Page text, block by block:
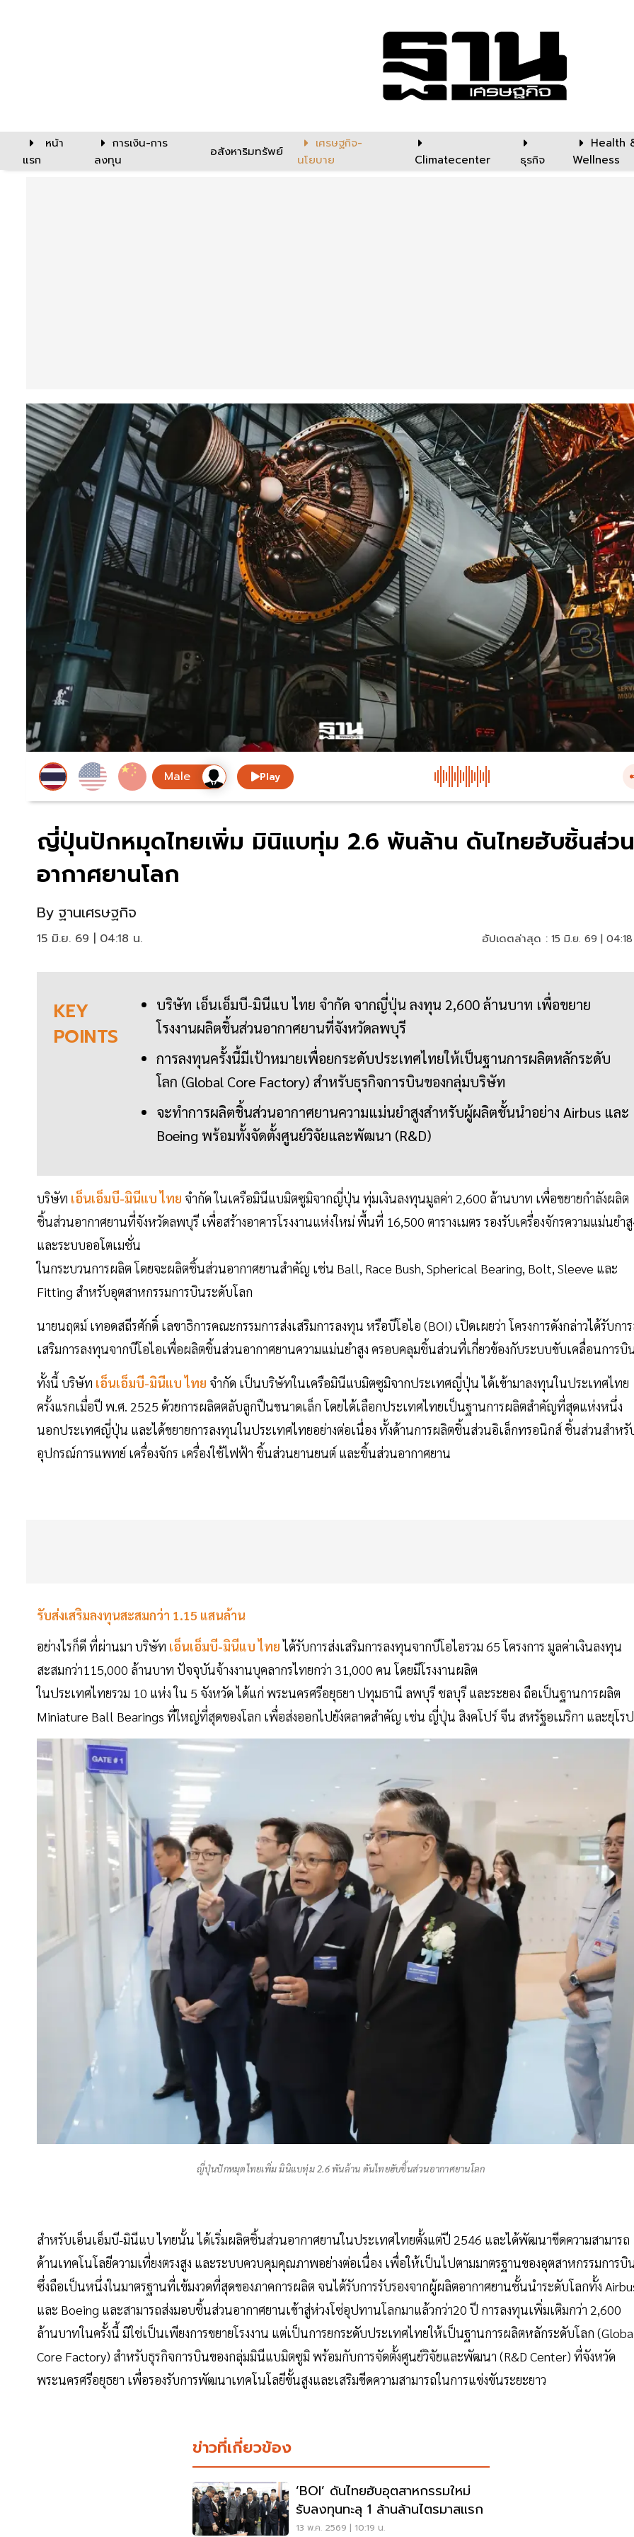
หน้า
แรก
การเงิน-การ
ลงทุน
อสังหาริมทรัพย์
เศรษฐกิจ-
นโยบาย
Climatecenter ธุรกิจ
Health
Wellness
Play
ญี่ปุ่นปักหมุดไทยเพิ่ม มินิแบทุ่ม 2.6 พันล้าน ดันไทยฮับชิ้นส่วน
อากาศยานโลก
By ฐานเศรษฐกิจ
15 มิ.ย. 69 | 04:18 น. อัปเดตล่าสุด : 15 มิ.ย. 69 |
KEY
POINTS
บริษัท เอ็นเอ็มบี-มินีแบ ไทย จำกัด จากญี่ปุ่น ลงทุน 2,600 ล้านบาท เพื่อขยาย
โรงงานผลิตชิ้นส่วนอากาศยานที่จังหวัดลพบุรี
การลงทุนครั้งนี้มีเป้าหมายเพื่อยกระดับประเทศไทยให้เป็นฐานการผลิตหลักระดับ
โลก (Global Core Factory) สำหรับธุรกิจการบินของกลุ่มบริษัท
จะทำการผลิตชิ้นส่วนอากาศยานความแม่นยำสูงสำหรับผู้ผลิตชั้นนำอย่าง Airbus และ
Boeing พร้อมทั้งจัดตั้งศูนย์วิจัยและพัฒนา (R&D)
บริษัท เอ็นเอ็มบี-มินีแบไทย จำกัด ในเครือมินีแบมิตซูมิจากญี่ปุ่น ทุ่มเงินลงทุนมูลค่า 2,600 ล้านบาท เพื่อขยายกำลังผลิต
ชิ้นส่วนอากาศยานที่จังหวัดลพบุรี เพื่อสร้างอาคารโรงงานแห่งใหม่ พื้นที่ 16,500 ตารางเมตร รองรับเครื่องจักรความแม่นยำสู
และระบบออโตเมชั่น
ในกระบวนการผลิต โดยจะผลิตชิ้นส่วนอากาศยานสำคัญ เช่น Ball, Race Bush, Spherical Bearing, Bolt, Sleeve และ
Fitting สำหรับอุตสาหกรรมการบินระดับโลก
นายนฤตม์ เทอดสถีรศักดิ์ เลขาธิการคณะกรรมการส่งเสริมการลงทุน หรือบีโอไอ (BOI) เปิดเผยว่า โครงการดังกล่าวได้รับกา
เสริมการลงทุนจากบีโอไอเพื่อผลิตชิ้นส่วนอากาศยานความแม่นยำสูง ครอบคลุมชิ้นส่วนที่เกี่ยวข้องกับระบบขับเคลื่อนการบิ
ทั้งนี้ บริษัท เอ็นเอ็มบี-มินีแบ ไทย จำกัด เป็นบริษัทในเครือมินีแบมิตซูมิจากประเทศญี่ปุ่น ได้เข้ามาลงทุนในประเทศไทย
ครั้งแรกเมื่อปี พ.ศ. 2525 ด้วยการผลิตตลับลูกปืนขนาดเล็ก โดยได้เลือกประเทศไทยเป็นฐานการผลิตสำคัญที่สุดแห่งหนึ่ง
นอกประเทศญี่ปุ่น และได้ขยายการลงทุนในประเทศไทยอย่างต่อเนื่อง ทั้งด้านการผลิตชิ้นส่วนอิเล็กทรอนิกส์ ชิ้นส่วนสำหรั
อุปกรณ์การแพทย์ เครื่องจักร เครื่องใช้ไฟฟ้า ชิ้นส่วนยานยนต์ และชิ้นส่วนอากาศยาน
รับส่งเสริมลงทุนสะสมกว่า 1.15 แสนล้าน
อย่างไรก็ดี ที่ผ่านมา บริษัท เอ็นเอ็มบี-มินีแบ ไทยได้รับการส่งเสริมการลงทุนจากบีโอไอรวม 65 โครงการ มูลค่าเงินลงทุน
สะสมกว่า115,000 ล้านบาท ปัจจุบันจ้างงานบุคลากรไทยกว่า 31,000 คน โดยมีโรงงานผลิต
ในประเทศไทยรวม 10 แห่ง ใน 5 จังหวัด ได้แก่ พระนครศรีอยุธยา ปทุมธานี ลพบุรี ชลบุรี และระยอง ถือเป็นฐานการผลิต
Miniature Ball Bearings ที่ใหญ่ที่สุดของโลก เพื่อส่งออกไปยังตลาดสำคัญ เช่น ญี่ปุ่น สิงคโปร์ จีน สหรัฐอเมริกา และยุโร
ญี่ปุ่นปักหมุดไทยเพิ่ม มินิแบทุ่ม 2.6 พันล้าน ดันไทยฮับชิ้นส่วนอากาศยานโลก
สำหรับเอ็นเอ็มบี-มินีแบ ไทยนั้น ได้เริ่มผลิตชิ้นส่วนอากาศยานในประเทศไทยตั้งแต่ปี 2546 และได้พัฒนาขีดความสามารถ
ด้านเทคโนโลยีความเที่ยงตรงสูง และระบบควบคุมคุณภาพอย่างต่อเนื่อง เพื่อให้เป็นไปตามมาตรฐานของอุตสาหกรรมการบิ
ซึ่งถือเป็นหนึ่งในมาตรฐานที่เข้มงวดที่สุดของภาคการผลิต จนได้รับการรับรองจากผู้ผลิตอากาศยานชั้นนำระดับโลกทั้ง
และ Boeing และสามารถส่งมอบชิ้นส่วนอากาศยานเข้าสู่ห่วงโซ่อุปทานโลกมาแล้วกว่า20 ปี การลงทุนเพิ่มเติมกว่า 2,600
ล้านบาทในครั้งนี้ มิใช่เป็นเพียงการขยายโรงงาน แต่เป็นการยกระดับประเทศไทยให้เป็นฐานการผลิตหลักระดับโลก
Core Factory) สำหรับธุรกิจการบินของกลุ่มมินีแบมิตซูมิ พร้อมกับการจัดตั้งศูนย์วิจัยและพัฒนา (R&D Center) ที่จังหวัด
พระนครศรีอยุธยา เพื่อรองรับการพัฒนาเทคโนโลยีขั้นสูงและเสริมขีดความสามารถในการแข่งขันระยะยาว
ข่าวที่เกี่ยวข้อง
‘BOI’ ดันไทยฮับอุตสาหกรรมใหม่
รับลงทุนทะลุ 1 ล้านล้านไตรมาสแรก
13 พ.ค. 2569 | 10:19 น.